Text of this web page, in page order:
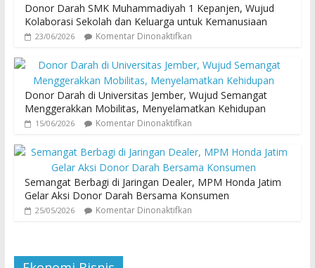
Donor Darah SMK Muhammadiyah 1 Kepanjen, Wujud
Kolaborasi Sekolah dan Keluarga untuk Kemanusiaan
23/06/2026 Komentar Dinonaktifkan
Donor Darah di Universitas Jember, Wujud Semangat
Menggerakkan Mobilitas, Menyelamatkan Kehidupan
15/06/2026 Komentar Dinonaktifkan
Semangat Berbagi di Jaringan Dealer, MPM Honda Jatim
Gelar Aksi Donor Darah Bersama Konsumen
25/05/2026 Komentar Dinonaktifkan